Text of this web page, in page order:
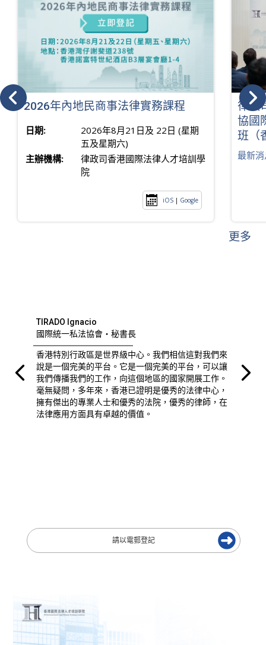
2026年內地民商事法律實務課程
日期:
2026年8月21日及 22日 (星期
五及星期六)
主辦機構:
律政司香港國際法律人才培訓學
院
iOS | Google
律政
協國
班（
最新
更多
TIRADO Ignacio
國際統一私法協會・秘書長
香港特別行政區是世界級中心。我們相信這對我們來
說是一個完美的平台。它是一個完美的平台，可以讓
我們傳播我們的工作，向這個地區的國家開展工作。
毫無疑問，多年來，香港已證明是優秀的法律中心，
擁有傑出的專業人士和優秀的法院，優秀的律師，在
法律應用方面具有卓越的價值。